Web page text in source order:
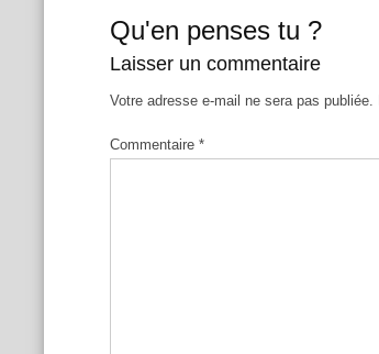
Qu'en penses tu ?
Laisser un commentaire
Votre adresse e-mail ne sera pas publiée.
Commentaire*